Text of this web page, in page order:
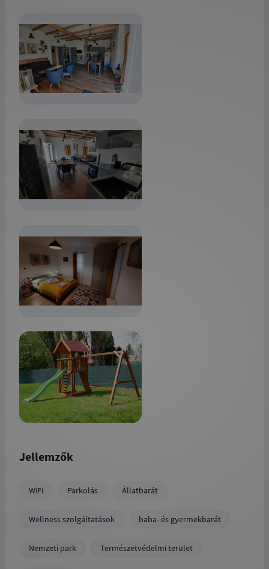
Jellemzők
WiFi Parkolás Állatbarát
Wellness szolgáltatások baba- és gyermekbarát
Nemzeti park Természetvédelmi terület